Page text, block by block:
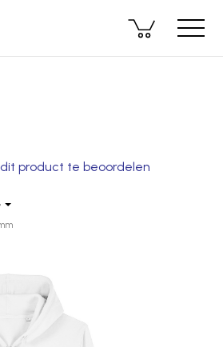
product te beoordelen